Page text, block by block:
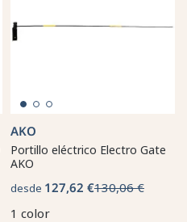
AKO
Portillo eléctrico Electro Gate
AKO
desde 127,62 €130,06 €
1 color